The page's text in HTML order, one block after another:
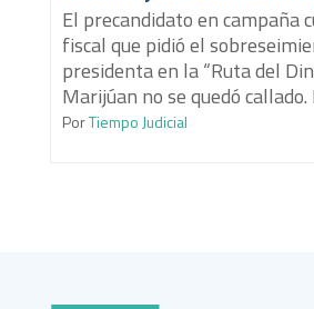
El precandidato en campaña
fiscal que pidió el
presidenta en la “Ruta del
Marijúan no se quedó
PorTiempo Judicial